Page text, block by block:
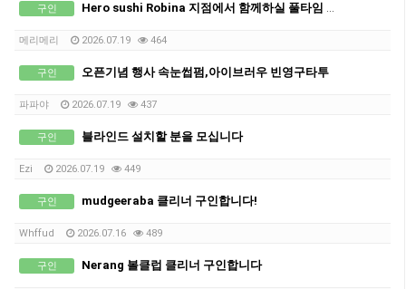
구인 Hero sushi Robina 지점에서 함께하실 풀타임 직원 구인합니다.
메리메리 2026.07.19 464
구인 오픈기념 행사 속눈썹펌,아이브러우 빈영구타투
파파야 2026.07.19 437
구인 블라인드 설치할 분을 모십니다
Ezi 2026.07.19 449
구인 mudgeeraba 클리너 구인합니다!
Whffud 2026.07.16 489
구인 Nerang 볼클럽 클리너 구인합니다